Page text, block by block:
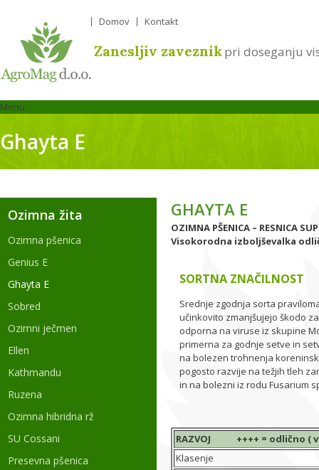
Domov Kontakt
Zanesljiv zaveznikpri doseganju
Menu
Ghayta E
Ozimna žita
Ozimna pšenica
Genius E
Ghayta E
Sobred
Ozimni ječmen
Ellen
Kathmandu
Ruzena
Ozimna hibridna rž
SU Cossani
Presevna pšenica
GHAYTA E
OZIMNA PŠENICA – RESNICA
Visokorodna izboljševalka
SORTNA ZNAČILNOST
Srednje zgodnja sorta
učinkovito zmanjšujejo škodo
odporna na viruse iz skupine
primerna za godnje setve in
na bolezen trohnenja
pogosto razvije na težjih tleh
in na bolezni iz rodu Fusarium
RAZVOJ ++++ = odlično (
Klasenje